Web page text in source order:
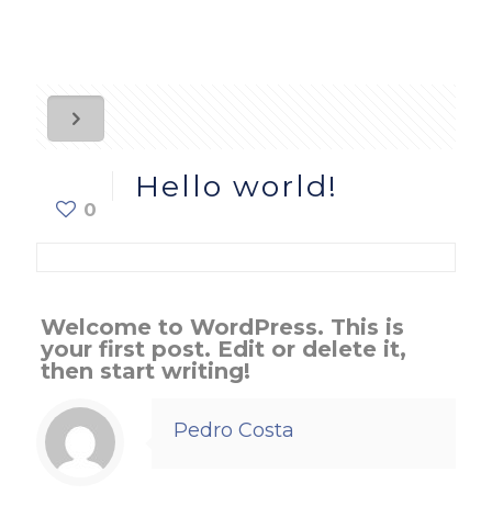
0
Hello world!
Welcome to WordPress. This is
your first post. Edit or delete it,
then start writing!
Pedro Costa